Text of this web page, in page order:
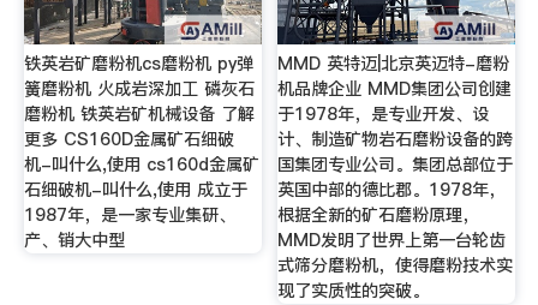
铁英岩矿磨粉机cs磨粉机 py弹
簧磨粉机 火成岩深加工 磷灰石
磨粉机 铁英岩矿机械设备 了解
更多 CS160D金属矿石细破
机-叫什么,使用 cs160d金属矿
石细破机-叫什么,使用 成立于
1987年，是一家专业集研、
产、销大中型
MMD 英特迈|北京英迈特-磨粉
机品牌企业 MMD集团公司创建
于1978年，是专业开发、设
计、制造矿物岩石磨粉设备的跨
国集团专业公司。集团总部位于
英国中部的德比郡。1978年，
根据全新的矿石磨粉原理，
MMD发明了世界上第一台轮齿
式筛分磨粉机，使得磨粉技术实
现了实质性的突破。